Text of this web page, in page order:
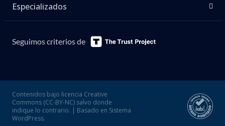
Especializados
Seguimos criterios de
Contenidos bajo licencia Creative
Commons (CC-BY-NC) salvo donde
indique lo contrario. | Basado en Sistema
WordPress.